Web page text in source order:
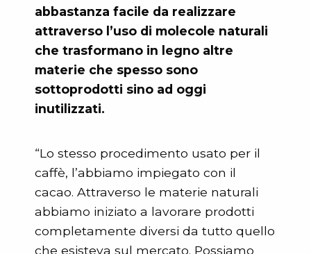
abbastanza facile da realizzare
attraverso l’uso di molecole naturali
che trasformano in legno altre
materie che spesso sono
sottoprodotti sino ad oggi
inutilizzati.
“Lo stesso procedimento usato per il
caffè, l’abbiamo impiegato con il
cacao. Attraverso le materie naturali
abbiamo iniziato a lavorare prodotti
completamente diversi da tutto quello
che esisteva sul mercato. Possiamo